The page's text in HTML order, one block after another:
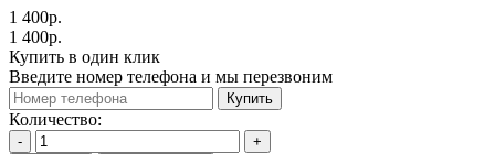
1 400р.
1 400р.
Купить в один клик
Введите номер телефона и мы перезвоним
Купить
Количество:
-
+